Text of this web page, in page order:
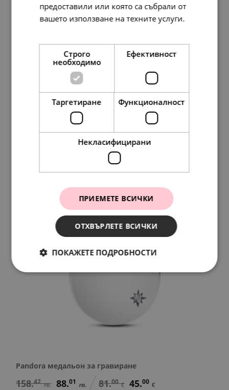
Pandora Медальон за гравиране
115. 39 59. 00
Pandora медальон за гравиране
158.42 лв. 88.01 лв. 81.00 € 45.00 €
предоставили или която са събрали от
вашето използване на техните услуги.
Строго
необходимо
Ефективност
Таргетиране Функционалност
Некласифицирани
ПРИЕМЕТЕ ВСИЧКИ
ОТХВЪРЛЕТЕ ВСИЧКИ
ПОКАЖЕТЕ ПОДРОБНОСТИ